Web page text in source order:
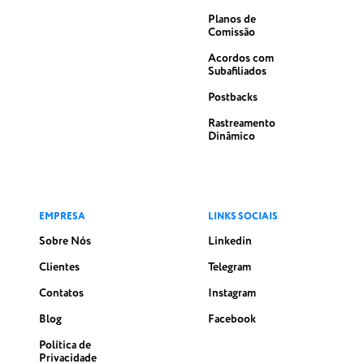
Planos de
Comissão
Acordos com
Subafiliados
Postbacks
Rastreamento
Dinâmico
EMPRESA
Sobre Nós
Clientes
Contatos
Blog
Política de
Privacidade
LINKS SOCIAIS
Linkedin
Telegram
Instagram
Facebook